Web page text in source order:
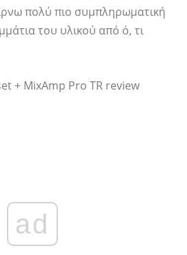
πολύ πιο συμπληρωματική
του υλικού από ό, τι
ad